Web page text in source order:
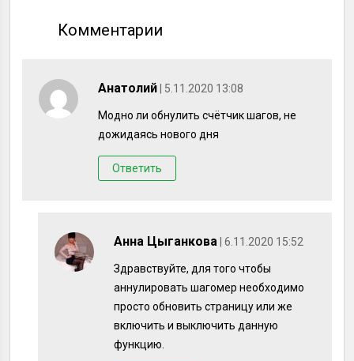
Комментарии
Анатолий | 5.11.2020 13:08
Модно ли обнулить счётчик шагов, не
дожидаясь нового дня
Ответить
Анна Цыганкова | 6.11.2020 15:52
Здравствуйте, для того чтобы
аннулировать шагомер необходимо
просто обновить страницу или же
включить и выключить данную
функцию.